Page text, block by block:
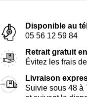
Disponible au
05 56 12 59 84
Retrait gratuit
Évitez les frais
Livraison
Suivie sous 48 à